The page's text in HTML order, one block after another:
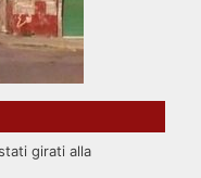
girati alla